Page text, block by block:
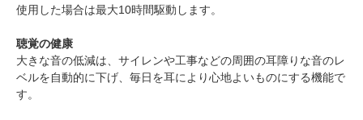
使用した場合は最大10時間駆動します。
聴覚の健康
大きな音の低減は、サイレンや工事などの周囲の耳障りな音のレ
ベルを自動的に下げ、毎日を耳により心地よいものにする機能で
す。